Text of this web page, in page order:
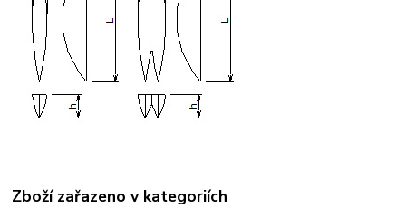
Zboží zařazeno v kategoriích